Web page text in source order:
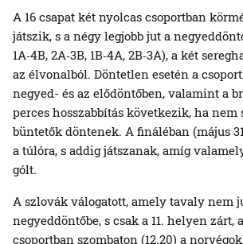
A 16 csapat két nyolcas csoportban körmérkőzéseket
játszik, s a négy legjobb jut a
1A‑4B, 2A‑3B, 1B‑4A, 2B‑3A), a két
az élvonalból. Döntetlen esetén a
negyed- és az elődöntőben, valamint a
perces hosszabbítás következik, ha nem
büntetők döntenek. A fináléban (május
a túlóra, s addig játszanak, amíg
gólt.
A szlovák válogatott, amely tavaly nem
negyeddöntőbe, s csak a 11. helyen zárt,
csoportban szombaton (12.20) a